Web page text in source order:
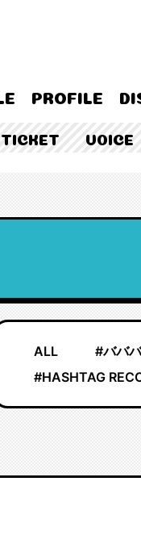
PROFILE
TICKET VOICE
ALL #ババ
#HASHTAG